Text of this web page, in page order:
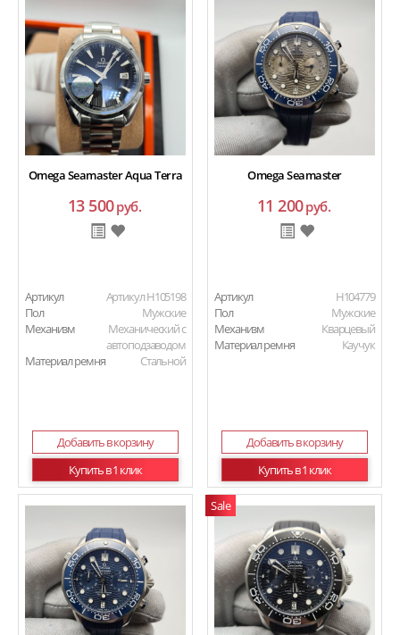
Omega Seamaster Aqua Terra
13 500руб.
Артикул
Артикул H105198
Пол
Мужские
Механизм
Механический с
автоподзаводом
Материал ремня
Стальной
Добавить в корзину
Купить в 1 клик
Omega Seamaster
11 200руб.
Артикул
H104779
Пол
Мужские
Механизм
Кварцевый
Материал ремня
Каучук
Добавить в корзину
Купить в 1 клик
Sale